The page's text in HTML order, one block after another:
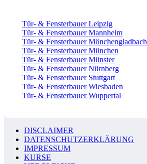
Tür- & Fensterbauer Leipzig
Tür- & Fensterbauer Mannheim
Tür- & Fensterbauer Mönchengladbach
Tür- & Fensterbauer München
Tür- & Fensterbauer Münster
Tür- & Fensterbauer Nürnberg
Tür- & Fensterbauer Stuttgart
Tür- & Fensterbauer Wiesbaden
Tür- & Fensterbauer Wuppertal
DISCLAIMER
DATENSCHUTZERKLÄRUNG
IMPRESSUM
KURSE